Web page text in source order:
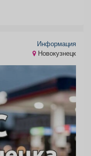
Информация
Новокузнецк